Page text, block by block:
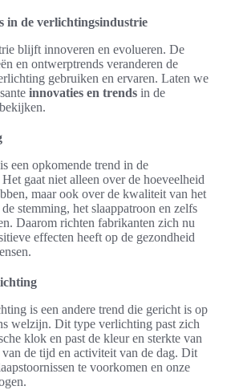
in de verlichtingsindustrie
blijft innoveren en evolueren. De
en ontwerptrends veranderen de
gebruiken en ervaren. Laten we
innovaties en trends in de
een opkomende trend in de
gaat niet alleen over de hoeveelheid
maar ook over de kwaliteit van het
stemming, het slaappatroon en zelfs
Daarom richten fabrikanten zich nu
effecten heeft op de gezondheid
is een andere trend die gericht is op
welzijn. Dit type verlichting past zich
klok en past de kleur en sterkte van
van de tijd en activiteit van de dag. Dit
te voorkomen en onze